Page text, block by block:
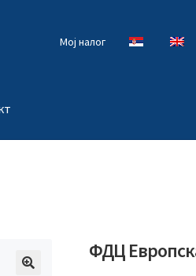
Мој налог
ФДЦ